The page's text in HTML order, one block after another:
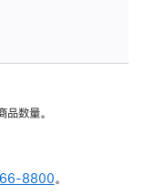
数量。
8800。